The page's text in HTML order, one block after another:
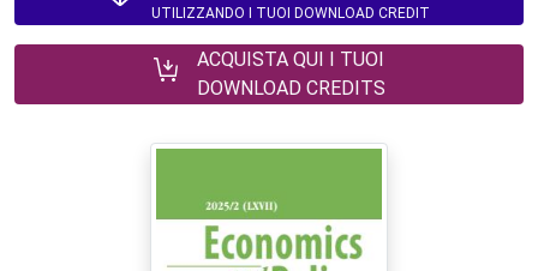
UTILIZZANDO I TUOI DOWNLOAD CREDIT
ACQUISTA QUI I TUOI
DOWNLOAD CREDITS